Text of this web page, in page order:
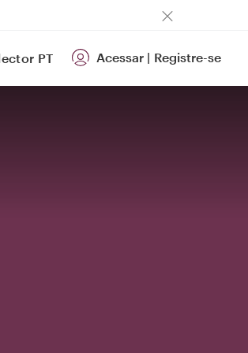
PT Acessar | Registre-se